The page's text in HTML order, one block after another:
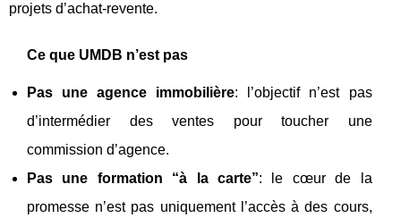
projets d’achat-revente.
Ce que UMDB n’est pas
Pas une agence immobilière: l’objectif n’est pas
d’intermédier des ventes pour toucher une
commission d’agence.
Pas une formation “à la carte”: le cœur de la
promesse n’est pas uniquement l’accès à des cours,